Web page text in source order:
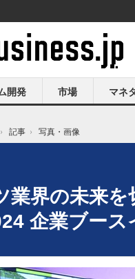
開発 市場 マネ
› 記事 › 写真・画像
業界の未来
企業ブー